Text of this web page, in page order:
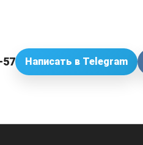
57 Написать в Telegram